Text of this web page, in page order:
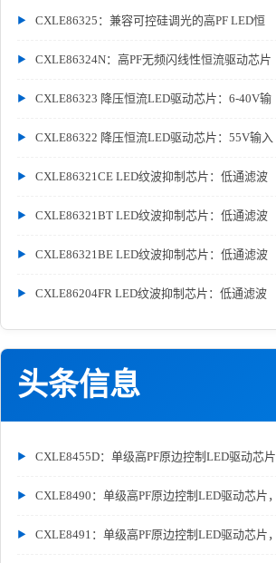
CXLE86325：兼容可控硅调光的高PF LED恒
CXLE86324N：高PF无频闪线性恒流驱动芯片
CXLE86323 降压恒流LED驱动芯片：6-40V输
CXLE86322 降压恒流LED驱动芯片：55V输入
CXLE86321CE LED纹波抑制芯片：低通滤波
CXLE86321BT LED纹波抑制芯片：低通滤波
CXLE86321BE LED纹波抑制芯片：低通滤波
CXLE86204FR LED纹波抑制芯片：低通滤波
头条信息
CXLE8455D：单级高PF原边控制LED驱动芯片
CXLE8490：单级高PF原边控制LED驱动芯片，
CXLE8491：单级高PF原边控制LED驱动芯片，